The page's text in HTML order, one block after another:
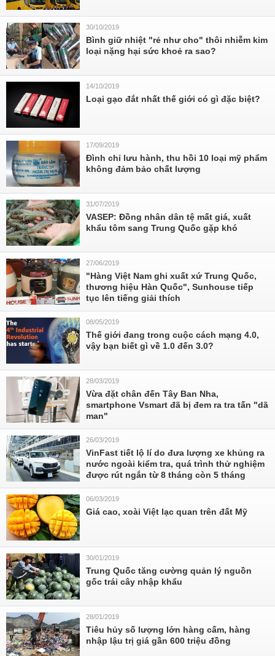
30/10/2019
Bình giữ nhiệt "rẻ như cho" thôi nhiễm kim
loại nặng hại sức khoẻ ra sao?
14/10/2019
Loại gạo đắt nhất thế giới có gì đặc biệt?
17/09/2019
Đình chỉ lưu hành, thu hồi 10 loại mỹ phẩm
không đảm bảo chất lượng
31/07/2019
VASEP: Đồng nhân dân tệ mất giá, xuất
khẩu tôm sang Trung Quốc gặp khó
27/06/2019
"Hàng Việt Nam ghi xuất xứ Trung Quốc,
thương hiệu Hàn Quốc", Sunhouse tiếp
tục lên tiếng giải thích
08/05/2019
Thế giới đang trong cuộc cách mạng 4.0,
vậy bạn biết gì về 1.0 đến 3.0?
28/03/2019
Vừa đặt chân đến Tây Ban Nha,
smartphone Vsmart đã bị đem ra tra tấn "dã
man"
26/03/2019
VinFast tiết lộ lí do đưa lượng xe khủng ra
nước ngoài kiểm tra, quá trình thử nghiệm
được rút ngắn từ 8 tháng còn 5 tháng
06/03/2019
Giá cao, xoài Việt lạc quan trên đất Mỹ
30/01/2019
Trung Quốc tăng cường quản lý nguồn
gốc trái cây nhập khẩu
28/01/2019
Tiêu hủy số lượng lớn hàng cấm, hàng
nhập lậu trị giá gần 600 triệu đồng